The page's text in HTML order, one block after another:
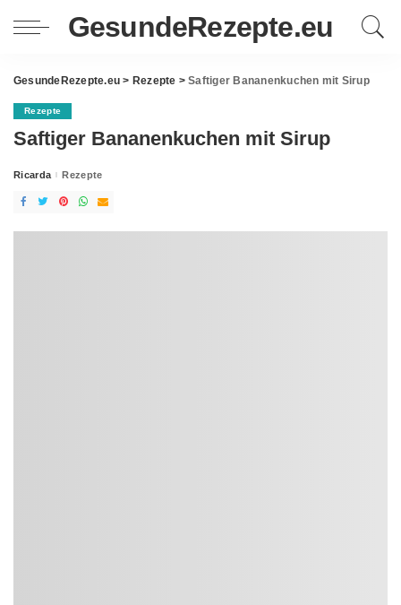
GesundeRezepte.eu
GesundeRezepte.eu > Rezepte >Saftiger Bananenkuchen mit Sirup
Rezepte
Saftiger Bananenkuchen mit Sirup
Posted
Ricarda Rezepte